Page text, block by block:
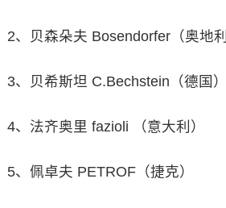
2、贝森朵夫 Bosendorfer（奥地利
3、贝希斯坦 C.Bechstein（德国）
4、法齐奥里 fazioli （意大利）
5、佩卓夫 PETROF（捷克）